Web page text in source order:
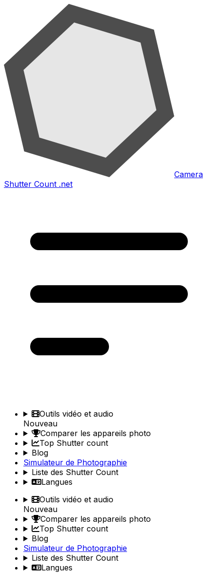
Camera
Shutter Count .net
Outils vidéo et audio
Nouveau
Comparer les appareils photo
Top Shutter count
Blog
Simulateur de Photographie
Liste des Shutter Count
Langues
Outils vidéo et audio
Nouveau
Comparer les appareils photo
Top Shutter count
Blog
Simulateur de Photographie
Liste des Shutter Count
Langues